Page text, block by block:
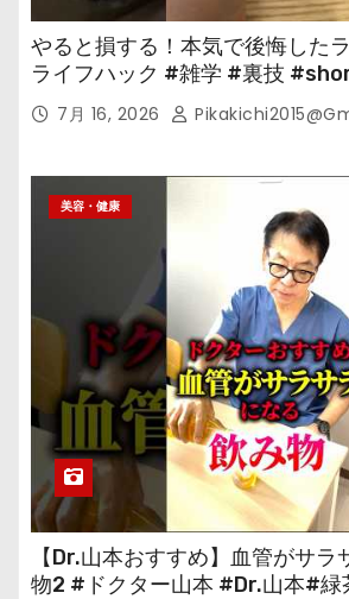
やると損する！本気で後悔した
ライフハック #雑学 #裏技
7月 16, 2026
美容・健康
【Dr.山本おすすめ】血管がサラ
物2 #ドクター山本 #Dr.山本#緑